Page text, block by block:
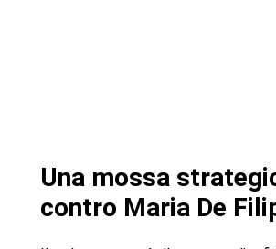
Una mossa
contro Maria De